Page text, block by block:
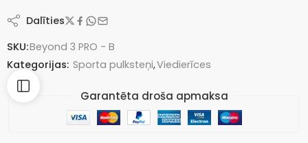
Dalīties
SKU:Beyond 3 PRO - B
Kategorijas: Sporta pulksteņi,Viedierīces
Garantēta droša apmaksa